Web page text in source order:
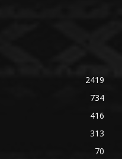
2419
734
416
313
70